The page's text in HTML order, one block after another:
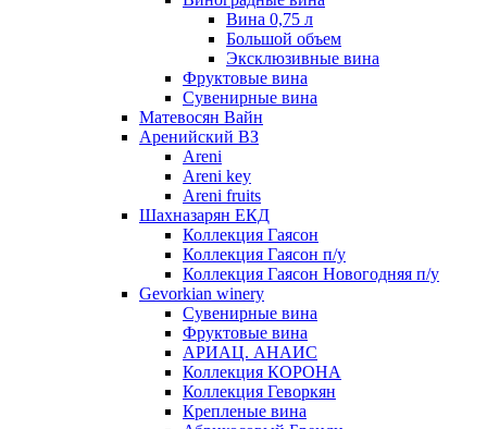
Вина 0,75 л
Большой объем
Эксклюзивные вина
Фруктовые вина
Cувенирные вина
Матевосян Вайн
Аренийский ВЗ
Areni
Areni key
Areni fruits
Шахназарян ЕКД
Коллекция Гаясон
Коллекция Гаясон п/у
Коллекция Гаясон Новогодняя п/у
Gevorkian winery
Сувенирные вина
Фруктовые вина
АРИАЦ. АНАИС
Коллекция КОРОНА
Коллекция Геворкян
Крепленые вина